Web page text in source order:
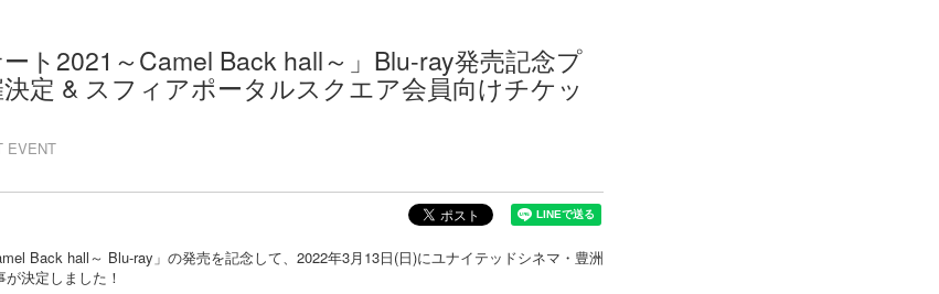
ート2021～Camel Back hall～」Blu-ray発売記念プ
定 & スフィアポータルスクエア会員向けチケッ
EVENT
Back hall～ Blu-ray」の発売を記念して、2022年3月13日(日)にユナイテッドシネマ・豊洲
決定しました！